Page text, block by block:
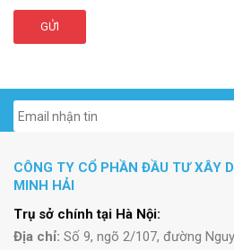
GỬI
CÔNG TY CỔ PHẦN ĐẦU TƯ XÂY
MINH HẢI
Trụ sở chính tại Hà Nội:
Địa chỉ: Số 9, ngõ 2/107, đường